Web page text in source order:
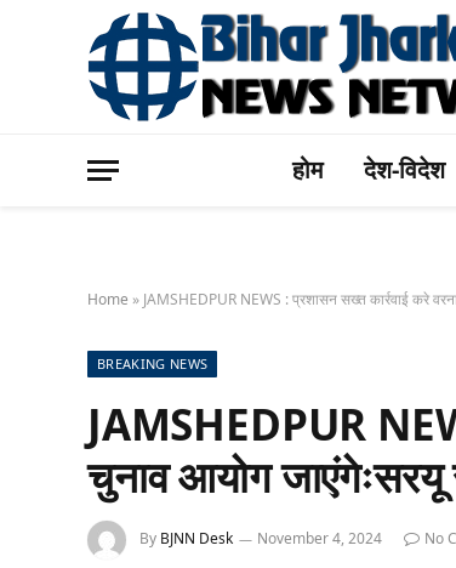
होम देश-विदेश
Home » JAMSHEDPUR NEWS : प्रशासन सख्त कार्रवाई करे
BREAKING NEWS
JAMSHEDPUR
चुनाव आयोग जाएंगेःसरयू
By BJNN Desk November 4, 2024 No